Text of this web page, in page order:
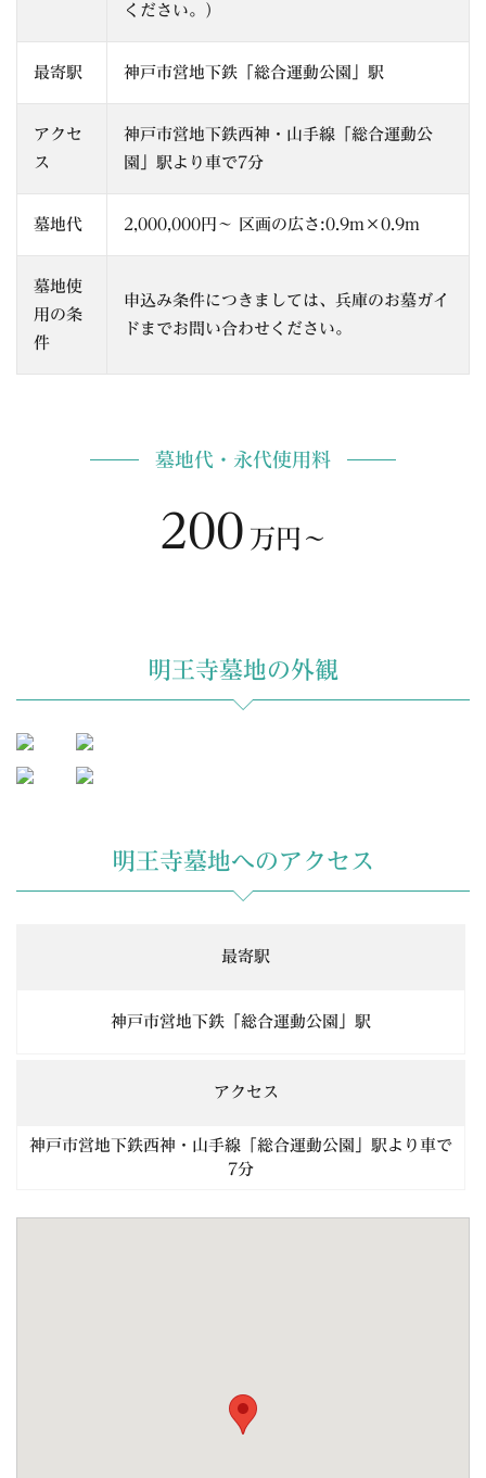
ください。）
最寄駅 神戸市営地下鉄「総合運動公園」駅
アクセ
ス
神戸市営地下鉄西神・山手線「総合運動公
園」駅より車で7分
墓地代 2,000,000円～ 区画の広さ:0.9m×0.9m
墓地使
用の条
件
申込み条件につきましては、兵庫のお墓ガイ
ドまでお問い合わせください。
墓地代・永代使用料
200 万円〜
明王寺墓地の外観
明王寺墓地へのアクセス
最寄駅
神戸市営地下鉄「総合運動公園」駅
アクセス
神戸市営地下鉄西神・山手線「総合運動公園」駅より車で
7分